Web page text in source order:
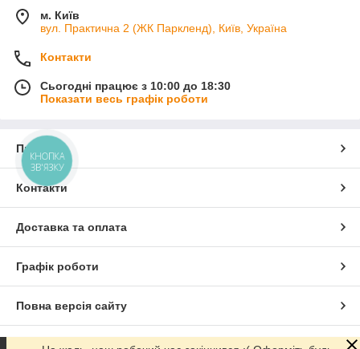
м. Київ
вул. Практична 2 (ЖК Паркленд), Київ, Україна
Контакти
Сьогодні працює з 10:00 до 18:30
Показати весь графік роботи
Про нас
Контакти
Доставка та оплата
Графік роботи
Повна версія сайту
Сайт створено на маркетплейсіProm.ua
КНОПКА
ЗВ'ЯЗКУ